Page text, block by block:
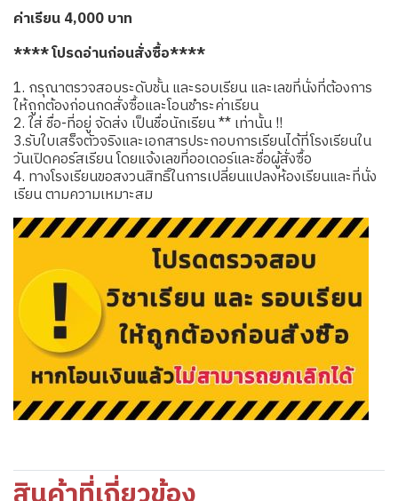
ค่าเรียน 4,000 บาท
**** โปรดอ่านก่อนสั่งซื้อ****
1. กรุณาตรวจสอบระดับชั้น และรอบเรียน และเลขที่นั่งที่ต้องการ
ให้ถูกต้องก่อนกดสั่งซื้อและโอนชำระค่าเรียน
2. ใส่ ชื่อ-ที่อยู่ จัดส่ง เป็นชื่อนักเรียน ** เท่านั้น !!
3.รับใบเสร็จตัวจริงและเอกสารประกอบการเรียนได้ที่โรงเรียนใน
วันเปิดคอร์สเรียน โดยแจ้งเลขที่ออเดอร์และชื่อผู้สั่งซื้อ
4. ทางโรงเรียนขอสงวนสิทธิ์ในการเปลี่ยนแปลงห้องเรียนและที่นั่ง
เรียน ตามความเหมาะสม